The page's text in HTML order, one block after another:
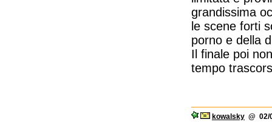
grandissima
le scene forti
porno e della
Il finale poi
tempo
kowalsky @ 02/